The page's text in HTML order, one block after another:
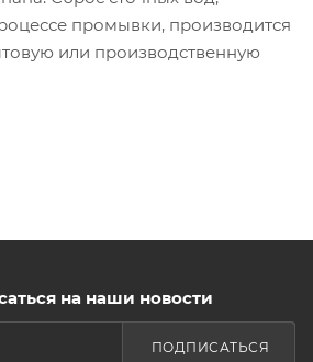
промывки, производится
или производственную
на наши новости
ПОДПИСАТЬСЯ